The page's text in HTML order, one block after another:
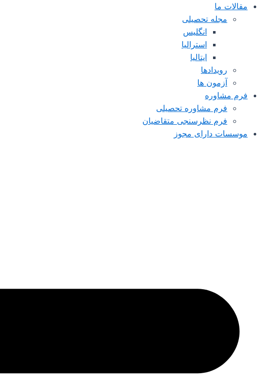
مقالات ما
مجله تحصیلی
انگلیس
استرالیا
ایتالیا
رویدادها
آزمون ها
فرم مشاوره
فرم مشاوره تحصیلی
فرم نظرسنجی متقاضیان
موسسات دارای مجوز